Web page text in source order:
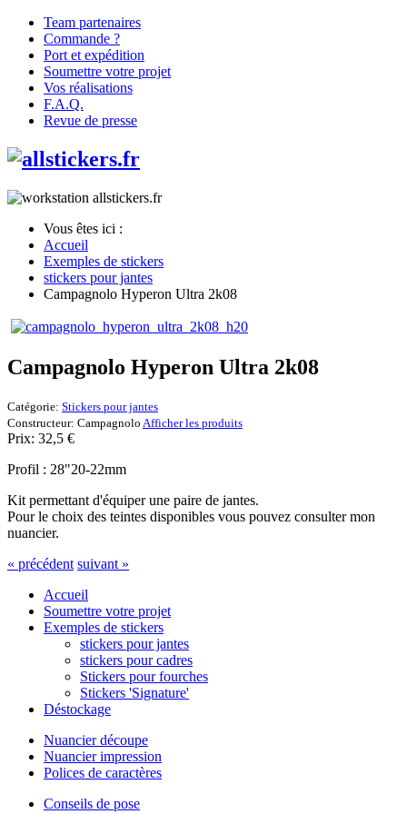
Team partenaires
Commande ?
Port et expédition
Soumettre votre projet
Vos réalisations
F.A.Q.
Revue de presse
Vous êtes ici :
Accueil
Exemples de stickers
stickers pour jantes
Campagnolo Hyperon Ultra 2k08
Campagnolo Hyperon Ultra 2k08
Catégorie: Stickers pour jantes
Constructeur: Campagnolo Afficher les produits
Prix: 32,5 €
Profil : 28"20-22mm
Kit permettant d'équiper une paire de jantes.
Pour le choix des teintes disponibles vous pouvez consulter mon
nuancier.
« précédent suivant »
Accueil
Soumettre votre projet
Exemples de stickers
stickers pour jantes
stickers pour cadres
Stickers pour fourches
Stickers 'Signature'
Déstockage
Nuancier découpe
Nuancier impression
Polices de caractères
Conseils de pose